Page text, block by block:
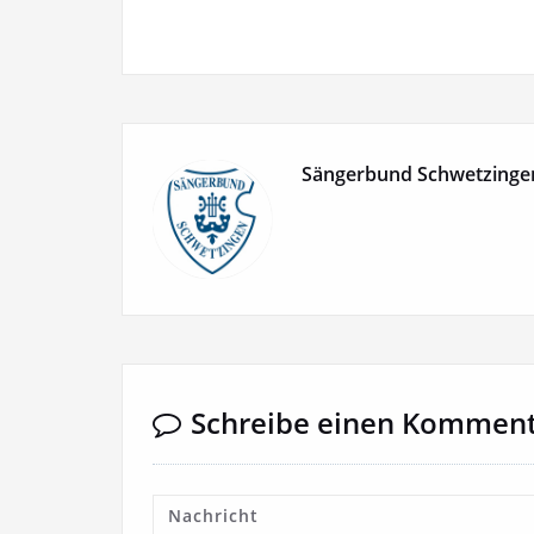
Sängerbund
Schreibe einen